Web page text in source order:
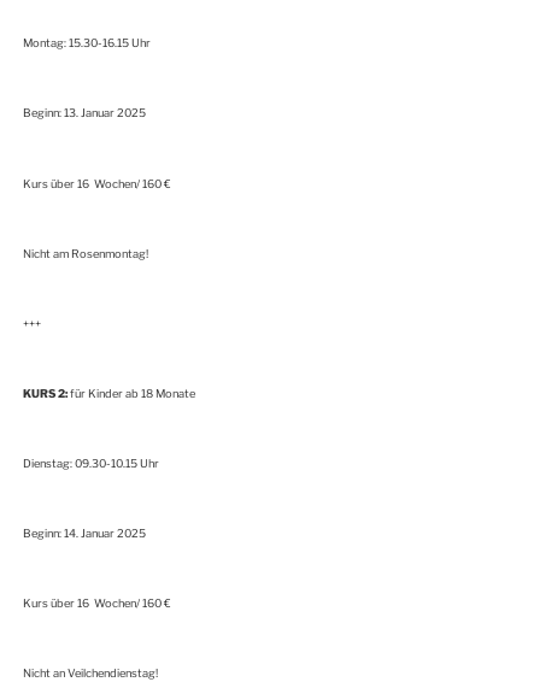
Montag: 15.30-16.15 Uhr
Beginn: 13. Januar 2025
Kurs über 16 Wochen/ 160 €
Nicht am Rosenmontag!
+++
KURS 2:für Kinder ab 18 Monate
Dienstag: 09.30-10.15 Uhr
Beginn: 14. Januar 2025
Kurs über 16 Wochen/ 160 €
Nicht an Veilchendienstag!